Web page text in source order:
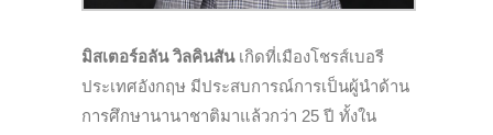
มิสเตอร์อลัน วิลคินสันเกิดที่เมืองโชรส์เบอรี
ประเทศอังกฤษ มีประสบการณ์การเป็นผู้นำด้าน
การศึกษานานาชาติมาแล้วกว่า 25 ปี ทั้งใน